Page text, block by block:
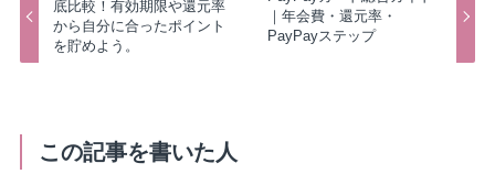
底比較！有効期限や還元率
から自分に合ったポイント
を貯めよう。
｜年会費・還元率・
PayPayステップ
この記事を書いた人